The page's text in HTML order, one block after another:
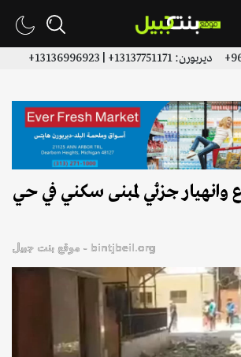
وانهيار جزئي لمبنى سكني في حي
bintjbeil.org - موقع بنت جبيل